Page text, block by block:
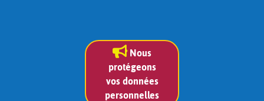
Nous
protégeons
vos données
personnelles